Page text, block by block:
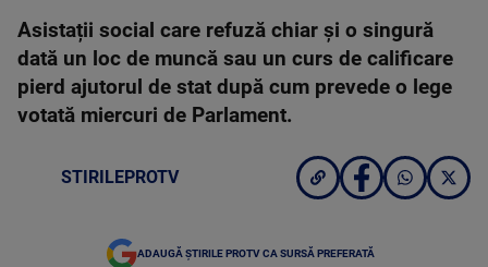
Asistații social care refuză chiar şi o singură
dată un loc de muncă sau un curs de calificare
pierd ajutorul de stat după cum prevede o lege
votată miercuri de Parlament.
STIRILEPROTV
ADAUGĂ ȘTIRILE PROTV CA SURSĂ PREFERATĂ